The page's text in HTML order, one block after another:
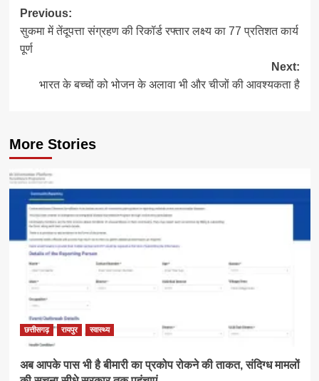
Post
navigation
Previous:
सुकमा में तेंदूपत्ता संग्रहण की रिकॉर्ड रफ्तार लक्ष्य का 77 प्रतिशत कार्य
पूर्ण
Next:
भारत के बच्चों को भोजन के अलावा भी और चीजों की आवश्यकता है
More Stories
छत्तीसगढ़ रायपुर स्वास्थ्य
अब आपके पास भी है बीमारी का प्रकोप रोकने की ताकत, संदिग्ध मामलों